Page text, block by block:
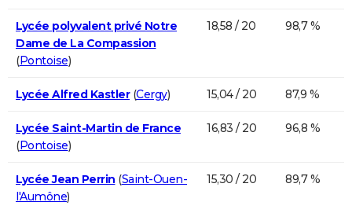
Lycée polyvalent privé Notre
Dame de La Compassion
(Pontoise)
18,58 / 20 98,7 %
Lycée Alfred Kastler(Cergy) 15,04 / 20 87,9 %
Lycée Saint-Martin de France
(Pontoise)
16,83 / 20 96,8 %
Lycée Jean Perrin (Saint-Ouen-
l'Aumône)
15,30 / 20 89,7 %